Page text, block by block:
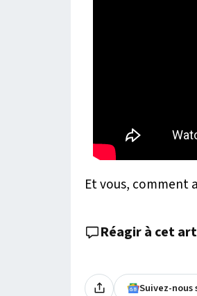
Et vous, comment
Réagir à cet
Suivez-nous